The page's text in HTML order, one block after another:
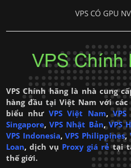
VPS CÓ GPU
VPS Chính hãng là nhà cung
hàng đầu tại Việt Nam với các
biểu như VPS Việt Nam,VPS
Singapore, VPS Nhật Bản,VPS
VPS Indonesia,VPS Philippines,
Loan, dịch vụ Proxy giá rẻtại
thế giới.